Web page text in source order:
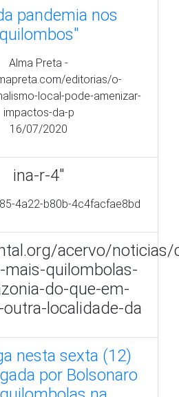
ina-r-4"
4a22-b80b-4c4facfae8bd
acervo/
mais-quilombolas-
outra-localidade-da
nesta sexta (12)
por Bolsonaro
na
pandemia
Brasil de Fato -
fazem